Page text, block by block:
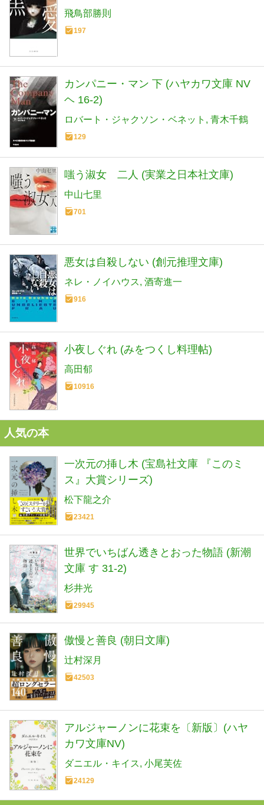
飛鳥部勝則
197
カンパニー・マン 下 (ハヤカワ文庫 NV
ヘ 16-2)
ロバート・ジャクソン・ベネット 青木千鶴
129
嗤う淑女 二人 (実業之日本社文庫)
中山七里
701
悪女は自殺しない (創元推理文庫)
ネレ・ノイハウス 酒寄進一
916
小夜しぐれ (みをつくし料理帖)
高田郁
10916
人気の本
一次元の挿し木 (宝島社文庫 『このミ
ス』大賞シリーズ)
松下龍之介
23421
世界でいちばん透きとおった物語 (新潮
文庫 す 31-2)
杉井光
29945
傲慢と善良 (朝日文庫)
辻村深月
42503
アルジャーノンに花束を〔新版〕(ハヤ
カワ文庫NV)
ダニエル・キイス 小尾芙佐
24129